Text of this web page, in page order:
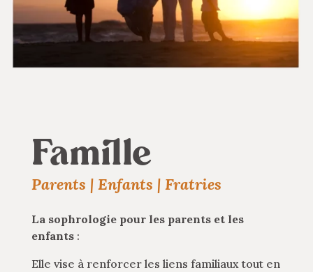
Famille
Parents | Enfants | Fratries
La sophrologie pour les parents et les
enfants:
Elle vise à renforcer les liens familiaux tout en